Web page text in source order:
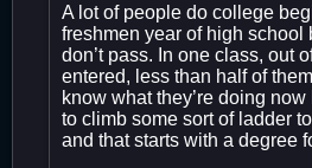
A lot of people do college
freshmen year of high school
don’t pass. In one class, out
entered, less than half of
know what they’re doing
to climb some sort of ladder
and that starts with a degree